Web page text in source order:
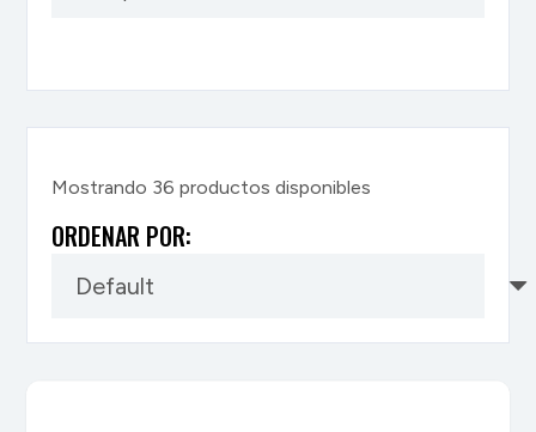
Mostrando 36 productos disponibles
ORDENAR POR: